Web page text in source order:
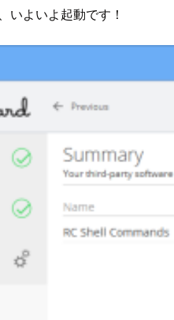
いよいよ起動です！